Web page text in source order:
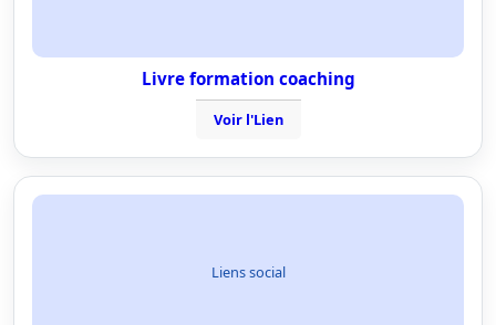
Livre formation coaching
Voir l'Lien
Liens social